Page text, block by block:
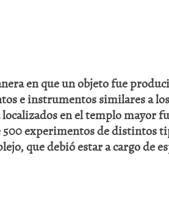
en que un objeto fue
e instrumentos similares a
en el templo mayor
500 experimentos de distintos
que debió estar a cargo de